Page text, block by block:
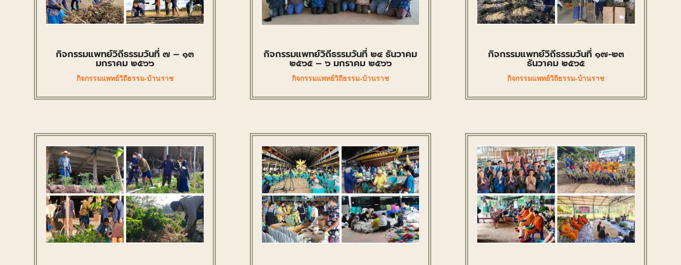
กิจกรรมแพทย์วิถีธรรมวันที่ ๗ – ๑๓
มกราคม ๒๕๖๖
กิจกรรมแพทย์วิถีธรรม-บ้านราช
กิจกรรมแพทย์วิถีธรรมวันที่ ๒๔ ธันวาคม
๒๕๖๕ – ๖ มกราคม ๒๕๖๖
กิจกรรมแพทย์วิถีธรรม-บ้านราช
กิจกรรมแพทย์วิถีธรรมวันที่ ๑๗-๒๓
ธันวาคม ๒๕๖๕
กิจกรรมแพทย์วิถีธรรม-บ้านราช